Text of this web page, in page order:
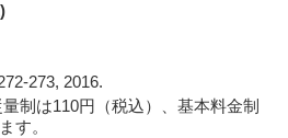
273, 2016.
制は110円（税込）、基本料金制
す。